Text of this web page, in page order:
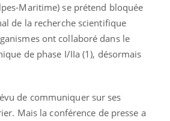
Maritime) se prétend bloquée
de la recherche scientifique
ont collaboré dans le
de phase I/IIa (1), désormais
de communiquer sur ses
Mais la conférence de presse a